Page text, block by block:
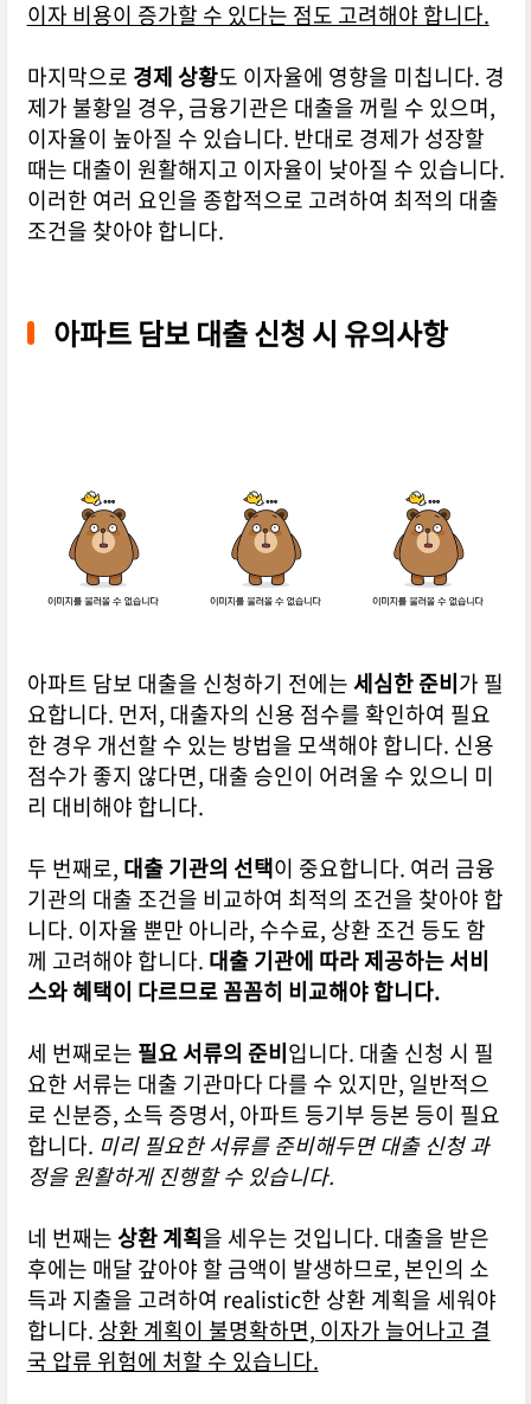
이자 비용이 증가할 수 있다는 점도 고려해야 합니다.
마지막으로 경제 상황도 이자율에 영향을 미칩니다. 경
제가 불황일 경우, 금융기관은 대출을 꺼릴 수 있으며,
이자율이 높아질 수 있습니다. 반대로 경제가 성장할
때는 대출이 원활해지고 이자율이 낮아질 수 있습니다.
이러한 여러 요인을 종합적으로 고려하여 최적의 대출
조건을 찾아야 합니다.
아파트 담보 대출 신청 시 유의사항
아파트 담보 대출을 신청하기 전에는세심한 준비가 필
요합니다. 먼저, 대출자의 신용 점수를 확인하여 필요
한 경우 개선할 수 있는 방법을 모색해야 합니다. 신용
점수가 좋지 않다면, 대출 승인이 어려울 수 있으니 미
리 대비해야 합니다.
두 번째로, 대출 기관의 선택이 중요합니다. 여러 금융
기관의 대출 조건을 비교하여 최적의 조건을 찾아야 합
니다. 이자율 뿐만 아니라, 수수료, 상환 조건 등도 함
께 고려해야 합니다. 대출 기관에 따라 제공하는 서비
스와 혜택이 다르므로 꼼꼼히 비교해야 합니다.
세 번째로는 필요 서류의 준비입니다. 대출 신청 시 필
요한 서류는 대출 기관마다 다를 수 있지만, 일반적으
로 신분증, 소득 증명서, 아파트 등기부 등본 등이 필요
합니다. 미리 필요한 서류를 준비해두면 대출 신청 과
정을 원활하게 진행할 수 있습니다.
네 번째는상환 계획을 세우는 것입니다. 대출을 받은
후에는 매달 갚아야 할 금액이 발생하므로, 본인의 소
득과 지출을 고려하여 realistic한 상환 계획을 세워야
합니다. 상환 계획이 불명확하면, 이자가 늘어나고 결
국 압류 위험에 처할 수 있습니다.